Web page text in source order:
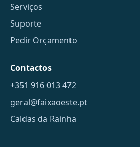
Serviços
Suporte
Pedir Orçamento
Contactos
+351 916 013 472
geral@faixaoeste.pt
Caldas da Rainha